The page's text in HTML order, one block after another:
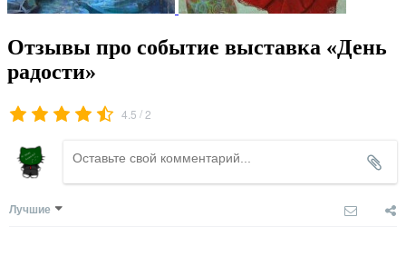
Отзывы про событие выставка «День
радости»
4.5 /2
Лучшие